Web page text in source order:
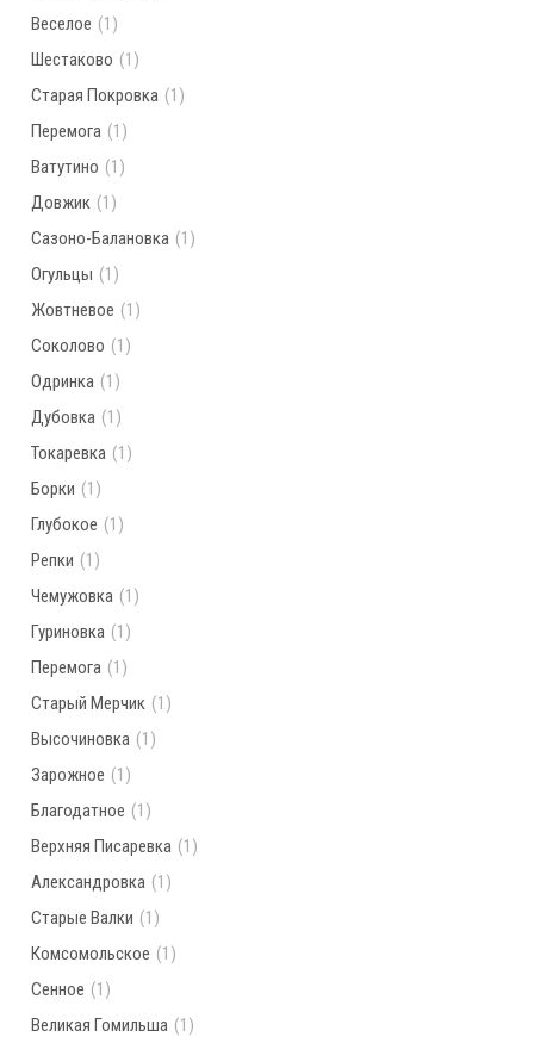
Веселое (1)
Шестаково (1)
Старая Покровка (1)
Перемога (1)
Ватутино (1)
Довжик (1)
Сазоно-Балановка (1)
Огульцы (1)
Жовтневое (1)
Соколово (1)
Одринка (1)
Дубовка (1)
Токаревка (1)
Борки (1)
Глубокое (1)
Репки (1)
Чемужовка (1)
Гуриновка (1)
Перемога (1)
Старый Мерчик (1)
Высочиновка (1)
Зарожное (1)
Благодатное (1)
Верхняя Писаревка (1)
Александровка (1)
Старые Валки (1)
Комсомольское (1)
Сенное (1)
Великая Гомильша (1)